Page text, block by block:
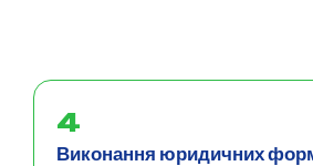
4
Виконання юридичних